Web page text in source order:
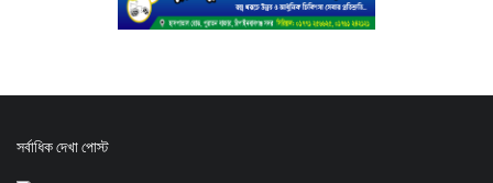
সর্বাধিক দেখা পোস্ট